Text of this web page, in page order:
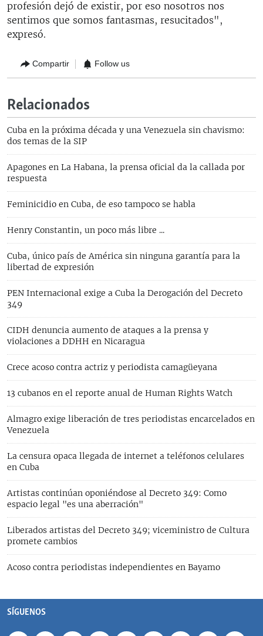
profesión dejó de existir, por eso nosotros nos
sentimos que somos fantasmas, resucitados",
expresó.
Compartir Follow us
Relacionados
Cuba en la próxima década y una Venezuela sin chavismo:
dos temas de la SIP
Apagones en La Habana, la prensa oficial da la callada por
respuesta
Feminicidio en Cuba, de eso tampoco se habla
Henry Constantin, un poco más libre ...
Cuba, único país de América sin ninguna garantía para la
libertad de expresión
PEN Internacional exige a Cuba la Derogación del Decreto
349
CIDH denuncia aumento de ataques a la prensa y
violaciones a DDHH en Nicaragua
Crece acoso contra actriz y periodista camagüeyana
13 cubanos en el reporte anual de Human Rights Watch
Almagro exige liberación de tres periodistas encarcelados en
Venezuela
La censura opaca llegada de internet a teléfonos celulares
en Cuba
Artistas continúan oponiéndose al Decreto 349: Como
espacio legal "es una aberración"
Liberados artistas del Decreto 349; viceministro de Cultura
promete cambios
Acoso contra periodistas independientes en Bayamo
SÍGUENOS